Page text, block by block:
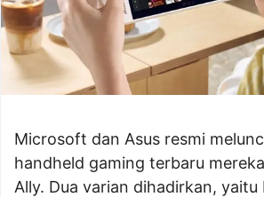
Microsoft dan Asus resmi
handheld gaming terbaru
Ally. Dua varian dihadirkan, yaitu